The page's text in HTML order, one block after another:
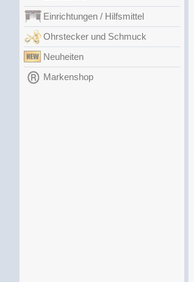
Einrichtungen / Hilfsmittel
Ohrstecker und Schmuck
Neuheiten
Markenshop